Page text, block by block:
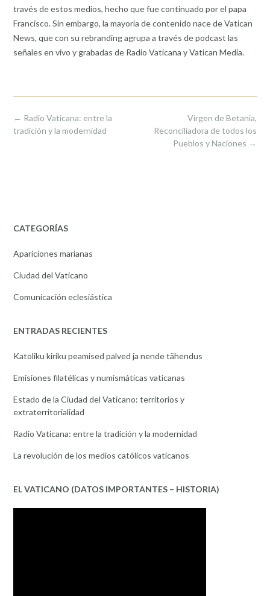
través de estos medios, hecho que fue continuado por el papa
Francisco. Sin embargo, la mayoría de contenido nace de Vatican
News, que con su rebranding agrupa a través de podcast las
señales en vivo y grabadas de Radio Vaticana y Vatican Media.
Post
navigation
Virgen de Betania,
Reconciliadora de todos los
Pueblos y Naciones →
← Radio Vaticana: entre la
tradición y la modernidad
CATEGORÍAS
Apariciones marianas
Ciudad del Vaticano
Comunicación eclesiástica
ENTRADAS RECIENTES
Katoliku kiriku peamised palved ja nende tähendus
Emisiones filatélicas y numismáticas vaticanas
Estado de la Ciudad del Vaticano: territorios y
extraterritorialidad
Radio Vaticana: entre la tradición y la modernidad
La revolución de los medios católicos vaticanos
EL VATICANO (DATOS IMPORTANTES – HISTORIA)